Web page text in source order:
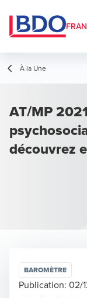
À la Une
AT/MP
découvrez
BAROMÈTRE
Publication: 02/